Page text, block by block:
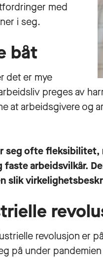
med
i seg.
båt
det er mye
preges av
at arbeidsgivere og
seg ofte
arbeidsvilkår.
slik
revolusjon er
på under